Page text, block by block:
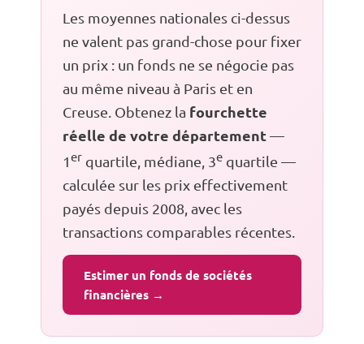
Les moyennes nationales ci-dessus
ne valent pas grand-chose pour fixer
un prix : un fonds ne se négocie pas
au même niveau à Paris et en
Creuse. Obtenez la fourchette
réelle de votre département —
1er quartile, médiane, 3e quartile —
calculée sur les prix effectivement
payés depuis 2008, avec les
transactions comparables récentes.
Estimer un fonds de sociétés
financières →